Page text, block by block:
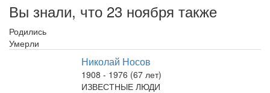
Вы знали, что 23 ноября также
Родились
Умерли
Николай Носов
1908 - 1976 (67 лет)
ИЗВЕСТНЫЕ ЛЮДИ